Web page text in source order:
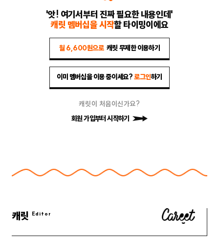
'앗! 여기서부터 진짜 필요한 내용인데'
캐릿 멤버십을 시작할 타이밍이에요
월 6,600원으로 캐릿 무제한 이용하기
이미 멤버십을 이용 중이세요?로그인하기
캐릿이 처음이신가요?
회원 가입부터 시작하기
캐릿